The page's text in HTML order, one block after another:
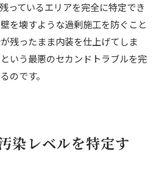
っているエリアを完全に特定でき
を壊すような過剰施工を防ぐこと
残ったまま内装を仕上げてしま
いう最悪のセカンドトラブルを完
のです。
染レベルを特定す